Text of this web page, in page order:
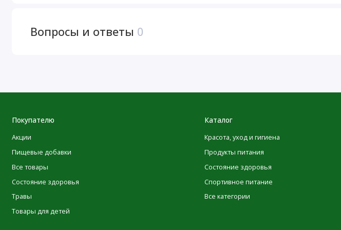
ингредиентов, могут потребовать определенного времени до того момента, как они
исключительно для вашего удобства. Все подобные переводы будут заменены на
Вопросы и ответы 0
Покупателю
Акции
Пищевые добавки
Все товары
Состояние здоровья
Травы
Товары для детей
Каталог
Красота, уход и гигиена
Продукты питания
Состояние здоровья
Спортивное питание
Все категории